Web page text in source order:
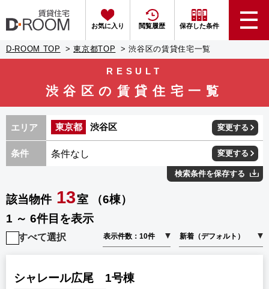
お気に入り 閲覧履歴 保存した条件
D-ROOM TOP 東京都TOP 渋谷区の賃貸住宅一覧
RESULT
渋谷区の賃貸住宅一覧
エリア 東京都 渋谷区 変更する
条件 条件なし 変更する
検索条件を保存する
該当物件 13室 （6棟）
1 ～ 6件目を表示
すべて選択
シャレール広尾 1号棟